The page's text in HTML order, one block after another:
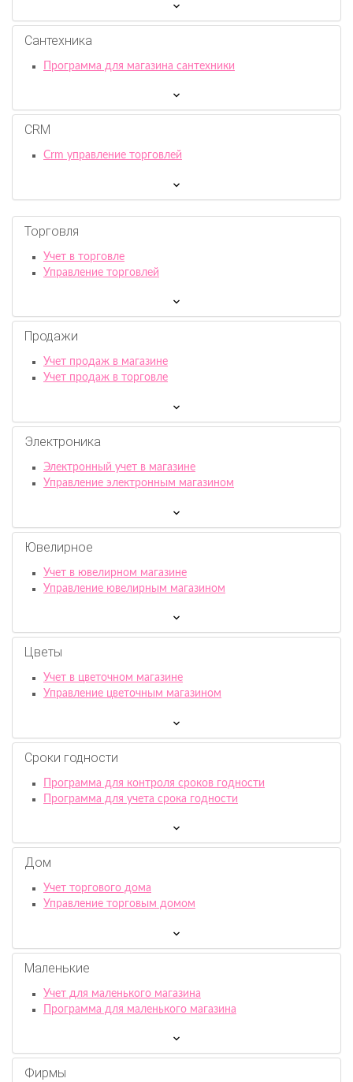
Сантехника
Программа для магазина сантехники
CRM
Crm управление торговлей
Торговля
Учет в торговле
Управление торговлей
Продажи
Учет продаж в магазине
Учет продаж в торговле
Электроника
Электронный учет в магазине
Управление электронным магазином
Ювелирное
Учет в ювелирном магазине
Управление ювелирным магазином
Цветы
Учет в цветочном магазине
Управление цветочным магазином
Сроки годности
Программа для контроля сроков годности
Программа для учета срока годности
Дом
Учет торгового дома
Управление торговым домом
Маленькие
Учет для маленького магазина
Программа для маленького магазина
Фирмы